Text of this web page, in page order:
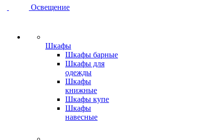
Освещение
Шкафы
Шкафы барные
Шкафы для
одежды
Шкафы
книжные
Шкафы купе
Шкафы
навесные